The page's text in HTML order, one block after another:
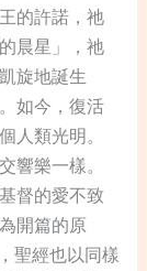
的許諾，祂
晨星」，祂
旋地誕生
如今，復活
人類光明。
響樂一樣。
督的愛不致
開篇的原
聖經也以同樣